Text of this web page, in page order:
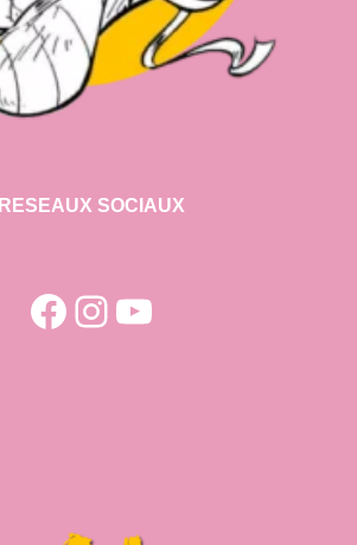
RESEAUX SOCIAUX
Facebook
Instagram
YouTube